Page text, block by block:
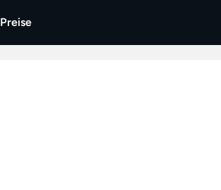
Preise
Visueller Content